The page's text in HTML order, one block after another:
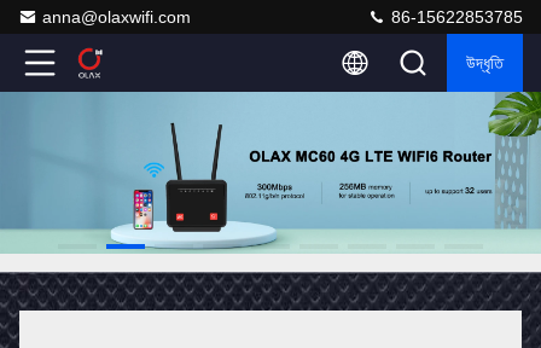
anna@olaxwifi.com 86-15622853785
উদ্ধৃতি